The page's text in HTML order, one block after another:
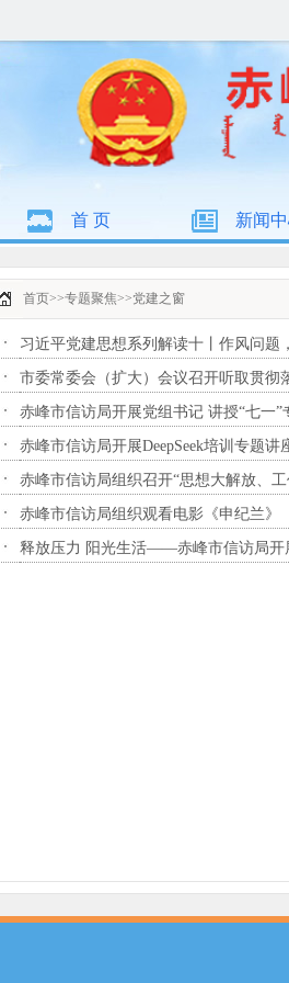
首 页 新闻
首页>>专题聚焦>>党建之窗
习近平党建思想系列解读十丨作风问题
市委常委会（扩大）会议召开听取贯
赤峰市信访局开展党组书记 讲授“七一”
赤峰市信访局开展DeepSeek培训专题讲
赤峰市信访局组织召开“思想大解放、
赤峰市信访局组织观看电影《申纪兰》
释放压力 阳光生活——赤峰市信访局开